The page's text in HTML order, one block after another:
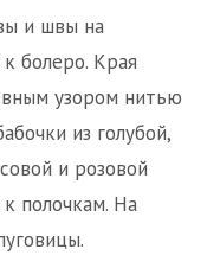
и швы на
болеро. Края
узором нитью
из голубой,
и розовой
полочкам. На